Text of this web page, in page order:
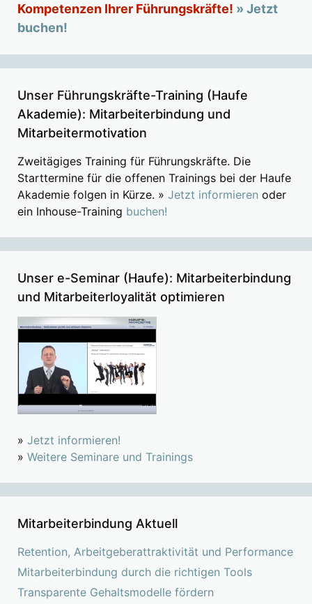
Kompetenzen Ihrer Führungskräfte! » Jetzt
buchen!
Unser Führungskräfte-Training (Haufe
Akademie): Mitarbeiterbindung und
Mitarbeitermotivation
Zweitägiges Training für Führungskräfte. Die
Starttermine für die offenen Trainings bei der Haufe
Akademie folgen in Kürze. » Jetzt informieren oder
ein Inhouse-Training buchen!
Unser e-Seminar (Haufe): Mitarbeiterbindung
und Mitarbeiterloyalität optimieren
» Jetzt informieren!
» Weitere Seminare und Trainings
Mitarbeiterbindung Aktuell
Retention, Arbeitgeberattraktivität und Performance
Mitarbeiterbindung durch die richtigen Tools
Transparente Gehaltsmodelle fördern